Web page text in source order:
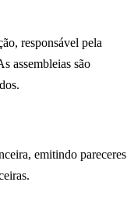
responsável pela
assembleias são
emitindo pareceres